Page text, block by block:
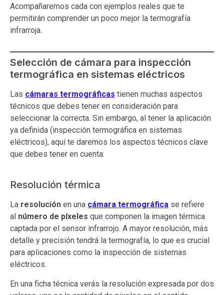
Acompañaremos cada con ejemplos reales que te
permitirán comprender un poco mejor la termografía
infrarroja.
Selección de cámara para inspección
termográfica en sistemas eléctricos
Las cámaras termográficas tienen muchas aspectos
técnicos que debes tener en consideración para
seleccionar la correcta. Sin embargo, al tener la aplicación
ya definida (inspección termográfica en sistemas
eléctricos), aquí te daremos los aspectos técnicos clave
que debes tener en cuenta:
Resolución térmica
La resolución en una cámara termográfica se refiere
al número de píxeles que componen la imagen térmica
captada por el sensor infrarrojo. A mayor resolución, más
detalle y precisión tendrá la termografía, lo que es crucial
para aplicaciones como la inspección de sistemas
eléctricos.
En una ficha técnica verás la resolución expresada por dos